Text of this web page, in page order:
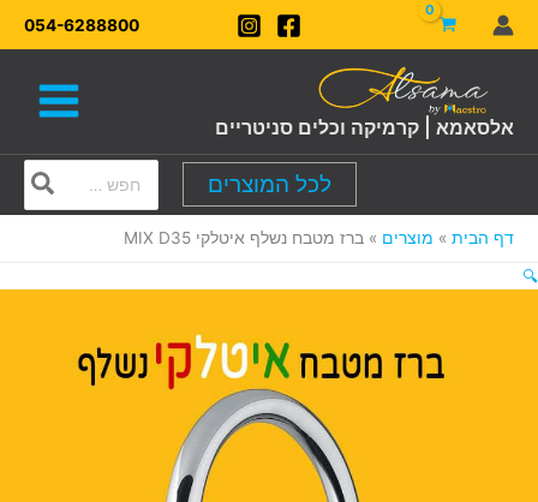
דילוג
לתוכן
054-6288800
אלסאמא | קרמיקה וכלים סניטריים
לכל המוצרים
for:
דף הבית מוצרים
ברז מטבח נשלף איטלקי MIX D35
🔍